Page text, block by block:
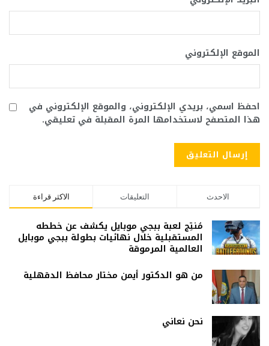
الموقع الإلكتروني
احفظ اسمي، بريدي الإلكتروني، والموقع الإلكتروني في
هذا المتصفح لاستخدامها المرة المقبلة في تعليقي.
الاكثر قراءة التعليقات الاحدث
مُنتِج لعبة ببجي موبايل يكشف عن خططه
المستقبلية خلال نهائيات بطولة ببجي موبايل
العالمية المرموقة
من هو الدكتور أيمن مختار محافظ الدقهلية
نحن نعاني